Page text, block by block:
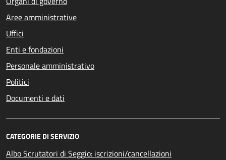
Aree amministrative
Uffici
Enti e fondazioni
Personale amministrativo
Politici
Documenti e dati
CATEGORIE DI SERVIZIO
Albo Scrutatori di Seggio: iscrizioni/cancellazioni